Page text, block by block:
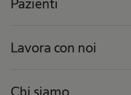
Pazienti
Lavora con noi
Chi siamo